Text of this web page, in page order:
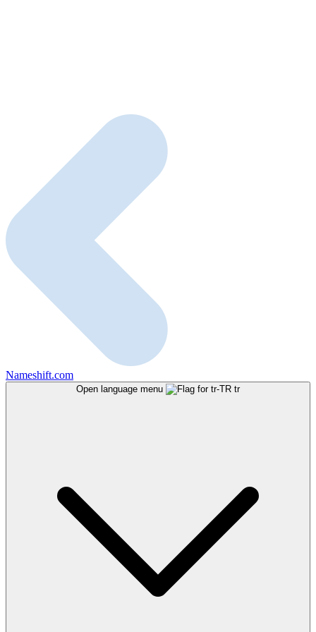
Nameshift.com
Open language menu tr